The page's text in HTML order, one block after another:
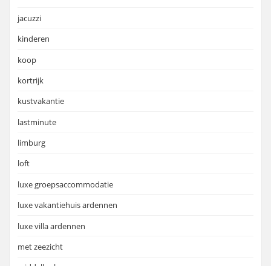
jacuzzi
kinderen
koop
kortrijk
kustvakantie
lastminute
limburg
loft
luxe groepsaccommodatie
luxe vakantiehuis ardennen
luxe villa ardennen
met zeezicht